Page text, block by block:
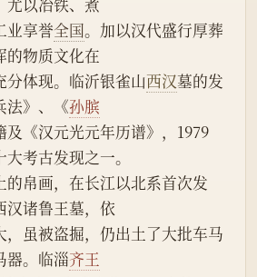
尤以冶铁、煮
业享誉全国。加以汉代盛行厚葬
的物质文化在
分体现。临沂银雀山西汉墓的发
法》、《孙膑
《汉元光元年历谱》，1979
考古发现之一。
的帛画，在长江以北系首次发
汉诸鲁王墓，依
，虽被盗掘，仍出土了大批车马
器。临淄齐王